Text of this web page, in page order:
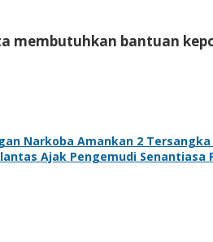
membutuhkan bantuan
Narkoba Amankan 2 Tersangka
Ajak Pengemudi